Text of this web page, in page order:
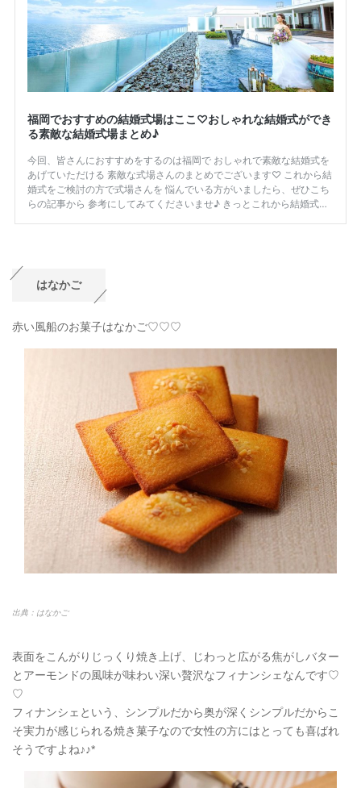
はなかご
赤い風船のお菓子はなかご♡♡♡
出典：はなかご
表面をこんがりじっくり焼き上げ、じわっと広がる焦がしバター
とアーモンドの風味が味わい深い贅沢なフィナンシェなんです♡
♡
フィナンシェという、シンプルだから奥が深くシンプルだからこ
そ実力が感じられる焼き菓子なので女性の方にはとっても喜ばれ
そうですよね♪♪*